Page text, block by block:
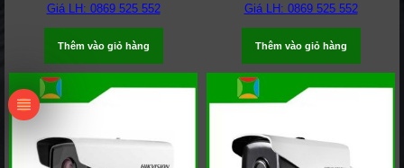
Giá LH: 0869 525 552
Thêm vào giỏ hàng
Giá LH: 0869 525 552
Thêm vào giỏ hàng